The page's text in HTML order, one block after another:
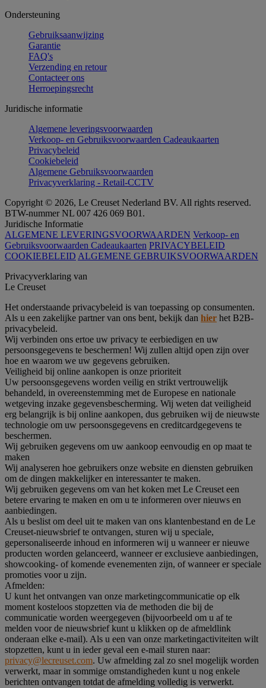
Ondersteuning
Gebruiksaanwijzing
Garantie
FAQ's
Verzending en retour
Contacteer ons
Herroepingsrecht
Juridische informatie
Algemene leveringsvoorwaarden
Verkoop- en Gebruiksvoorwaarden Cadeaukaarten
Privacybeleid
Cookiebeleid
Algemene Gebruiksvoorwaarden
Privacyverklaring - Retail-CCTV
Copyright © 2026, Le Creuset Nederland BV. All rights reserved.
BTW-nummer NL 007 426 069 B01.
Juridische Informatie
ALGEMENE LEVERINGSVOORWAARDEN Verkoop- en
Gebruiksvoorwaarden Cadeaukaarten PRIVACYBELEID
COOKIEBELEID ALGEMENE GEBRUIKSVOORWAARDEN
Privacyverklaring van
Le Creuset
Het onderstaande privacybeleid is van toepassing op consumenten.
Als u een zakelijke partner van ons bent, bekijk dan hier het B2B-
privacybeleid.
Wij verbinden ons ertoe uw privacy te eerbiedigen en uw
persoonsgegevens te beschermen! Wij zullen altijd open zijn over
hoe en waarom we uw gegevens gebruiken.
Veiligheid bij online aankopen is onze prioriteit
Uw persoonsgegevens worden veilig en strikt vertrouwelijk
behandeld, in overeenstemming met de Europese en nationale
wetgeving inzake gegevensbescherming. Wij weten dat veiligheid
erg belangrijk is bij online aankopen, dus gebruiken wij de nieuwste
technologie om uw persoonsgegevens en creditcardgegevens te
beschermen.
Wij gebruiken gegevens om uw aankoop eenvoudig en op maat te
maken
Wij analyseren hoe gebruikers onze website en diensten gebruiken
om de dingen makkelijker en interessanter te maken.
Wij gebruiken gegevens om van het koken met Le Creuset een
betere ervaring te maken en om u te informeren over nieuws en
aanbiedingen.
Als u beslist om deel uit te maken van ons klantenbestand en de Le
Creuset-nieuwsbrief te ontvangen, sturen wij u speciale,
gepersonaliseerde inhoud en informeren wij u wanneer er nieuwe
producten worden gelanceerd, wanneer er exclusieve aanbiedingen,
showcooking- of komende evenementen zijn, of wanneer er speciale
promoties voor u zijn.
Afmelden:
U kunt het ontvangen van onze marketingcommunicatie op elk
moment kosteloos stopzetten via de methoden die bij de
communicatie worden weergegeven (bijvoorbeeld om u af te
melden voor de nieuwsbrief kunt u klikken op de afmeldlink
onderaan elke e-mail). Als u een van onze marketingactiviteiten wilt
stopzetten, kunt u in ieder geval een e-mail sturen naar:
privacy@lecreuset.com. Uw afmelding zal zo snel mogelijk worden
verwerkt, maar in sommige omstandigheden kunt u nog enkele
berichten ontvangen totdat de afmelding volledig is verwerkt.